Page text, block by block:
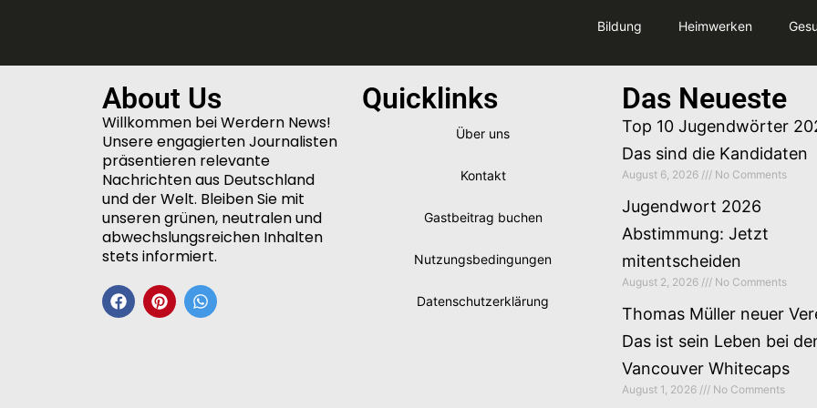
Bildung Heimwerken
About Us
Willkommen bei Werdern News!
Unsere engagierten Journalisten
präsentieren relevante
Nachrichten aus Deutschland
und der Welt. Bleiben Sie mit
unseren grünen, neutralen und
abwechslungsreichen Inhalten
stets informiert.
Quicklinks
Über uns
Kontakt
Gastbeitrag buchen
Nutzungsbedingungen
Datenschutzerklärung
Das Neueste
Top 10 Jugendwörter
Das sind die Kandidaten
August 6, 2026 No Comments
Jugendwort 2026
Abstimmung: Jetzt
mitentscheiden
August 2, 2026 No Comments
Thomas Müller neuer
Das ist sein Leben bei
Vancouver Whitecaps
August 1, 2026 No Comments